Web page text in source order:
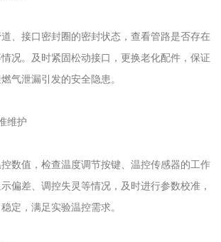
接口密封圈的密封状态，查看管路是否存在
况。及时紧固松动接口，更换老化配件，保证
气泄漏引发的安全隐患。
维护
值，检查温度调节按键、温控传感器的工作
偏差、调控失灵等情况，及时进行参数校准，
定，满足实验温控需求。